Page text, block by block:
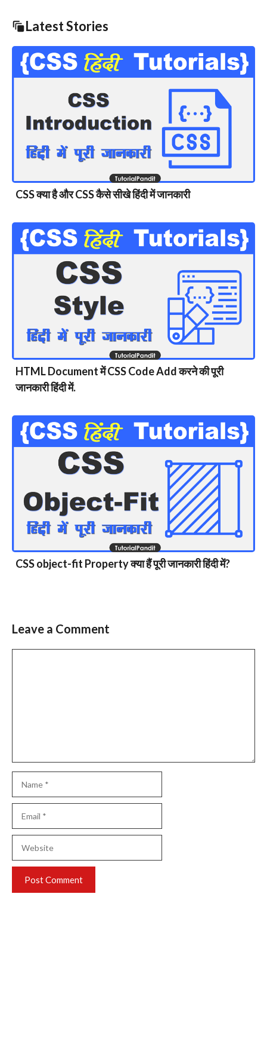
Latest Stories
CSS क्या है और CSS कैसे सीखे हिंदी में जानकारी
HTML Document में CSS Code Add करने की पूरी
जानकारी हिंदी में.
CSS object-fit Property क्या हैं पूरी जानकारी हिंदी में?
Leave a Comment